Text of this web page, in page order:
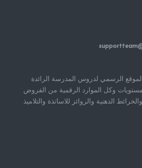
الرسمي لدروس المدرسة الرائدة
وكل الموارد الرقمية من الفروض
الذهنية والروائز للاساتذة والتلاميذ